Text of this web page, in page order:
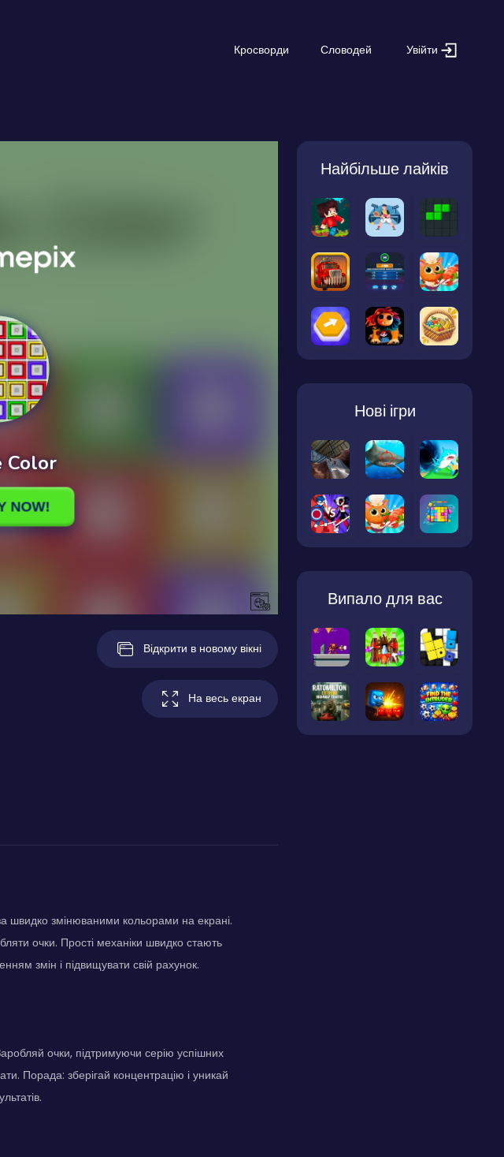
Кросворди Словодей Увійти
Відкрити в новому вікні
На весь екран
швидко змінюваними кольорами на екрані.
очки. Прості механіки швидко стають
змін і підвищувати свій рахунок.
очки, підтримуючи серію успішних
Порада: зберігай концентрацію і уникай
Найбільше лайків
Нові ігри
Випало для вас